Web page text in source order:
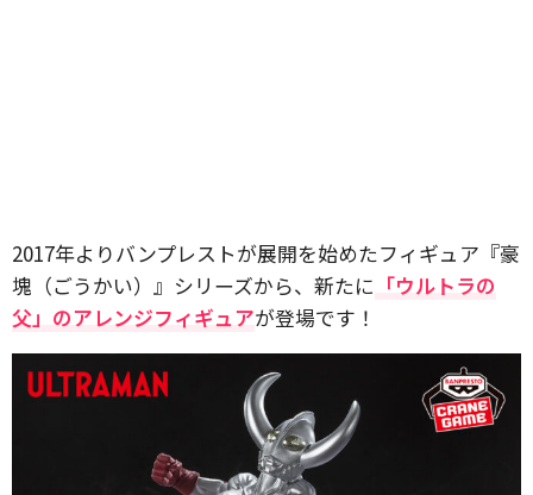
2017年よりバンプレストが展開を始めたフィギュア『豪
塊（ごうかい）』シリーズから、新たに 「ウルトラの
父」のアレンジフィギュアが登場です！